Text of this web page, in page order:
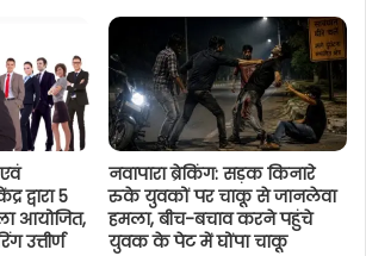
द्वारा 5
आयोजित,
उत्तीर्ण
नवापारा ब्रेकिंग: सड़क किनारे
रुके युवकों पर चाकू से जानलेवा
हमला, बीच-बचाव करने पहुंचे
युवक के पेट में घोंपा चाकू